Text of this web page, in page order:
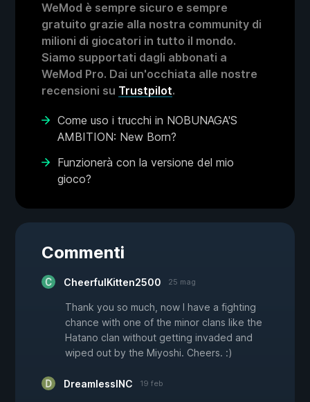
WeMod è sempre sicuro e sempre
gratuito grazie alla nostra community di
milioni di giocatori in tutto il mondo.
Siamo supportati dagli abbonati a
WeMod Pro. Dai un'occhiata alle nostre
recensioni su Trustpilot.
Come uso i trucchi in NOBUNAGA'S
AMBITION: New Born?
Funzionerà con la versione del mio
gioco?
Commenti
CheerfulKitten2500 25 mag
Thank you so much, now I have a fighting
chance with one of the minor clans like the
Hatano clan without getting invaded and
wiped out by the Miyoshi. Cheers. :)
DreamlessINC 19 feb